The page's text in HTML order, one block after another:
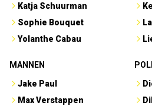
Katja Schuurman
Sophie Bouquet
Yolanthe Cabau
MANNEN
Jake Paul
Max Verstappen